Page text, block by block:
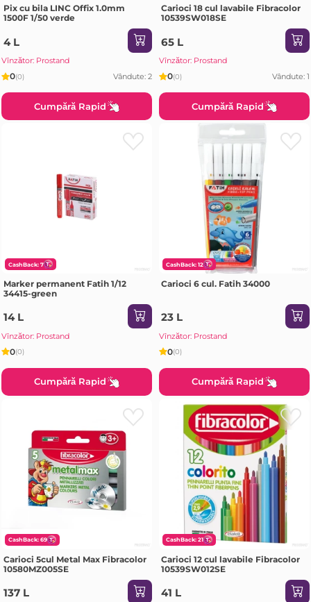
Pix cu bila LINC Offix 1.0mm
1500F 1/50 verde
4 L
Vînzător: Prostand
0(0) Vândute: 2
Cumpără Rapid
Carioci 18 cul lavabile Fibracolor
10539SW018SE
65 L
Vînzător: Prostand
0(0) Vândute: 1
Cumpără Rapid
CashBack: 7
Marker permanent Fatih 1/12
34415-green
14 L
Vînzător: Prostand
0(0)
Cumpără Rapid
CashBack: 12
Carioci 6 cul. Fatih 34000
23 L
Vînzător: Prostand
0(0)
Cumpără Rapid
CashBack: 69
Carioci 5cul Metal Max Fibracolor
10580MZ005SE
137 L
CashBack: 21
Carioci 12 cul lavabile Fibracolor
10539SW012SE
41 L